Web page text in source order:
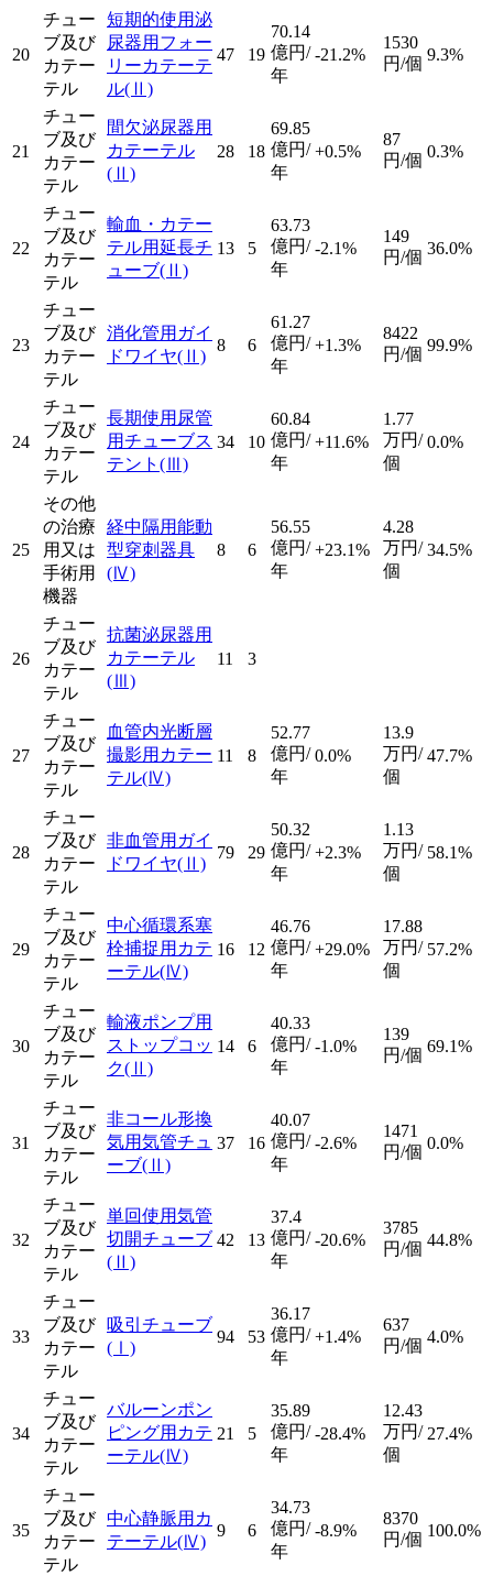
20
チュー
ブ及び
カテー
テル
短期的使用泌
尿器用フォー
リーカテーテ
ル(Ⅱ)
47 19
70.14
億円/
年
-21.2%
1530
円/個 9.3%
21
チュー
ブ及び
カテー
テル
間欠泌尿器用
カテーテル
(Ⅱ)
28 18
69.85
億円/
年
+0.5%
87
円/個 0.3%
22
チュー
ブ及び
カテー
テル
輸血・カテー
テル用延長チ
ューブ(Ⅱ)
13 5
63.73
億円/
年
-2.1%
149
円/個 36.0%
23
チュー
ブ及び
カテー
テル
消化管用ガイ
ドワイヤ(Ⅱ)
8 6
61.27
億円/
年
+1.3%
8422
円/個 99.9%
24
チュー
ブ及び
カテー
テル
長期使用尿管
用チューブス
テント (Ⅲ)
34 10
60.84
億円/
年
+11.6%
1.77
万円/
個
0.0%
25
その他
の治療
用又は
手術用
機器
経中隔用能動
型穿刺器具
(Ⅳ)
8 6
56.55
億円/
年
+23.1%
4.28
万円/
個
34.5%
26
チュー
ブ及び
カテー
テル
抗菌泌尿器用
カテーテル
(Ⅲ)
11 3
27
チュー
ブ及び
カテー
テル
血管内光断層
撮影用カテー
テル(Ⅳ)
11 8
52.77
億円/
年
0.0%
13.9
万円/
個
47.7%
28
チュー
ブ及び
カテー
テル
非血管用ガイ
ドワイヤ(Ⅱ)
79 29
50.32
億円/
年
+2.3%
1.13
万円/
個
58.1%
29
チュー
ブ及び
カテー
テル
中心循環系塞
栓捕捉用カテ
ーテル(Ⅳ)
16 12
46.76
億円/
年
+29.0%
17.88
万円/
個
57.2%
30
チュー
ブ及び
カテー
テル
輸液ポンプ用
ストップコッ
ク(Ⅱ)
14 6
40.33
億円/
年
-1.0%
139
円/個 69.1%
31
チュー
ブ及び
カテー
テル
非コール形換
気用気管チュ
ーブ(Ⅱ)
37 16
40.07
億円/
年
-2.6%
1471
円/個 0.0%
32
チュー
ブ及び
カテー
テル
単回使用気管
切開チューブ
(Ⅱ)
42 13
37.4
億円/
年
-20.6%
3785
円/個 44.8%
33
チュー
ブ及び
カテー
テル
吸引チューブ
(Ⅰ)
94 53
36.17
億円/
年
+1.4%
637
円/個 4.0%
34
チュー
ブ及び
カテー
テル
バルーンポン
ピング用カテ
ーテル(Ⅳ)
21 5
35.89
億円/
年
-28.4%
12.43
万円/
個
27.4%
35
チュー
ブ及び
カテー
テル
中心静脈用カ
テーテル(Ⅳ)
9 6
34.73
億円/
年
-8.9%
8370
円/個 100.0%